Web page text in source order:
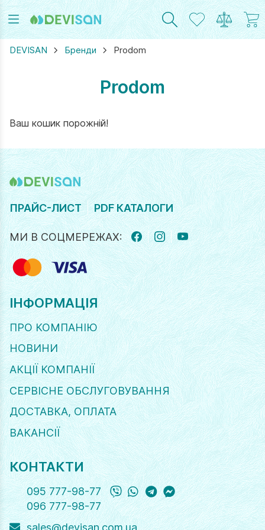
DEVISAN Бренди Prodom
Prodom
Ваш кошик порожній!
ПРАЙС-ЛИСТ PDF КАТАЛОГИ
МИ В СОЦМЕРЕЖАХ: FACEBOOK
INSTAGRAM
YOUTUBE
ІНФОРМАЦІЯ
ПРО КОМПАНІЮ
НОВИНИ
АКЦІЇ КОМПАНІЇ
СЕРВІСНЕ ОБСЛУГОВУВАННЯ
ДОСТАВКА, ОПЛАТА
ВАКАНСІЇ
КОНТАКТИ
095 777-98-77 ViberWhatsApp
Telegram
Messanger
096 777-98-77
sales@devisan.com.ua